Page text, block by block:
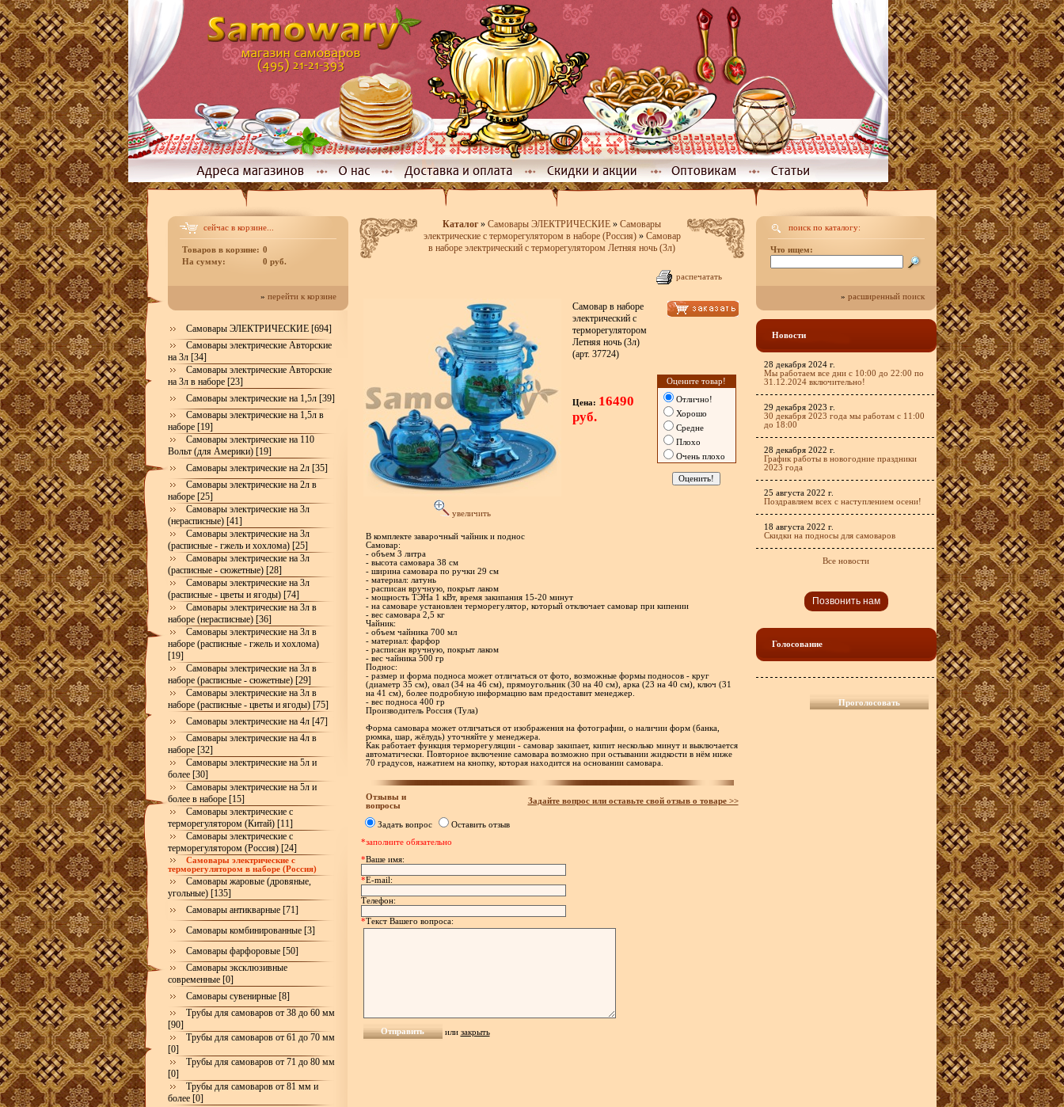
сейчас в корзине...
Товаров в корзине: 0
На сумму:
0 руб.
» перейти к корзине
Самовары ЭЛЕКТРИЧЕСКИЕ [694]
Самовары электрические Авторские
на 3л [34]
Самовары электрические Авторские
на 3л в наборе [23]
Самовары электрические на 1,5л [39]
Самовары электрические на 1,5л в
наборе [19]
Самовары электрические на 110
Вольт (для Америки) [19]
Самовары электрические на 2л [35]
Самовары электрические на 2л в
наборе [25]
Самовары электрические на 3л
(нерасписные) [41]
Самовары электрические на 3л
(расписные - гжель и хохлома) [25]
Самовары электрические на 3л
(расписные - сюжетные) [28]
Самовары электрические на 3л
(расписные - цветы и ягоды) [74]
Самовары электрические на 3л в
наборе (нерасписные) [36]
Самовары электрические на 3л в
наборе (расписные - гжель и хохлома)
[19]
Самовары электрические на 3л в
наборе (расписные - сюжетные) [29]
Самовары электрические на 3л в
наборе (расписные - цветы и ягоды) [75]
Самовары электрические на 4л [47]
Самовары электрические на 4л в
наборе [32]
Самовары электрические на 5л и
более [30]
Самовары электрические на 5л и
более в наборе [15]
Самовары электрические с
терморегулятором (Китай) [11]
Самовары электрические с
терморегулятором (Россия) [24]
Самовары электрические с
терморегулятором в наборе (Россия)
Самовары жаровые (дровяные,
угольные) [135]
Самовары антикварные [71]
Самовары комбинированные [3]
Самовары фарфоровые [50]
Самовары эксклюзивные
современные [0]
Самовары сувенирные [8]
Трубы для самоваров от 38 до 60 мм
[90]
Трубы для самоваров от 61 до 70 мм
[0]
Трубы для самоваров от 71 до 80 мм
[0]
Трубы для самоваров от 81 мм и
более [0]
Каталог» Самовары ЭЛЕКТРИЧЕСКИЕ » Самовары
электрические с терморегулятором в наборе (Россия)» Самовар
в наборе электрический с терморегулятором Летняя ночь (3л)
распечатать
увеличить
Самовар в наборе
электрический с
терморегулятором
Летняя ночь (3л)
(арт. 37724)
Цена: 16490
руб.
Оцените товар!
Отлично!
Хорошо
Средне
Плохо
Очень плохо
В комплекте заварочный чайник и поднос
Самовар:
- объем 3 литра
- высота самовара 38 см
- ширина самовара по ручки 29 см
- материал: латунь
- расписан вручную, покрыт лаком
- мощность ТЭНа 1 кВт, время закипания 15-20 минут
- на самоваре установлен терморегулятор, который отключает самовар при кипении
- вес самовара 2,5 кг
Чайник:
- объем чайника 700 мл
- материал: фарфор
- расписан вручную, покрыт лаком
- вес чайника 500 гр
Поднос:
- размер и форма подноса может отличаться от фото, возможные формы подносов - круг
(диаметр 35 см), овал (34 на 46 см), прямоугольник (30 на 40 см), арка (23 на 40 см), ключ (31
на 41 см), более подробную информацию вам предоставит менеджер.
- вес подноса 400 гр
Производитель Россия (Тула)
Форма самовара может отличаться от изображения на фотографии, о наличии форм (банка,
рюмка, шар, жёлудь) уточняйте у менеджера.
Как работает функция терморегуляции - самовар закипает, кипит несколько минут и выключается
автоматически. Повторное включение самовара возможно при остывании жидкости в нём ниже
70 градусов, нажатием на кнопку, которая находится на основании самовара.
Отзывы и
вопросы
Задайте вопрос или оставьте свой отзыв о товаре >>
Задать вопрос
Оставить отзыв
*заполните обязательно
*Ваше имя:
*E-mail:
Телефон:
*Текст Вашего вопроса:
или закрыть
поиск по каталогу:
Что ищем:
» расширенный поиск
Новости
28 декабря 2024 г.
Мы работаем все дни с 10:00 до 22:00 по
31.12.2024 включительно!
29 декабря 2023 г.
30 декабря 2023 года мы работам с 11:00
до 18:00
28 декабря 2022 г.
График работы в новогодние праздники
2023 года
25 августа 2022 г.
Поздравляем всех с наступлением осени!
18 августа 2022 г.
Скидки на подносы для самоваров
Все новости
Позвонить нам
Голосование